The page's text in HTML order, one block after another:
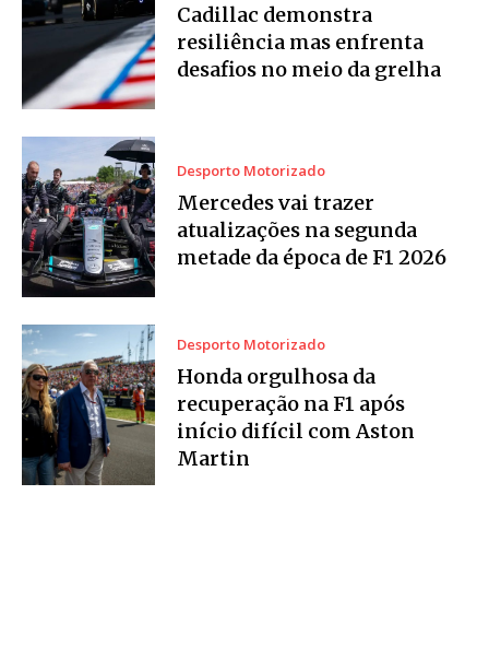
Cadillac demonstra
resiliência mas enfrenta
desafios no meio da grelha
Desporto Motorizado
Mercedes vai trazer
atualizações na segunda
metade da época de F1 2026
Desporto Motorizado
Honda orgulhosa da
recuperação na F1 após
início difícil com Aston
Martin